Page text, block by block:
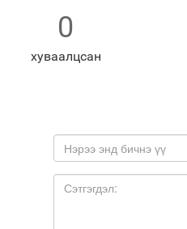
0
хуваалцсан